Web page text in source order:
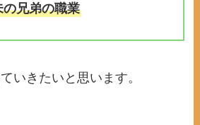
兄弟の職業
いきたいと思います。